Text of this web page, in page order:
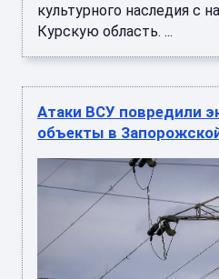
культурного наследия с
Курскую область. ...
Атаки ВСУ повредили
объекты в